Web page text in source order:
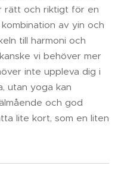
rätt och riktigt för en
av yin och
till harmoni och
vi behöver mer
inte uppleva dig i
utan yoga kan
och god
lite kort, som en liten